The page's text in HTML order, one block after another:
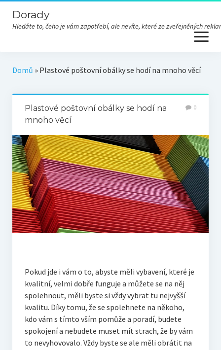
Dorady
Hledáte to, čeho je vám zapotřebí, ale nevíte, které ze zveřejněných
open
menu
Domů » Plastové poštovní obálky se hodí na mnoho věcí
Plastové poštovní obálky se hodí na
mnoho věcí
0
Pokud jde i vám o to, abyste měli vybavení, které je
kvalitní, velmi dobře funguje a můžete se na něj
spolehnout, měli byste si vždy vybrat tu nejvyšší
kvalitu. Díky tomu, že se spolehnete na někoho,
kdo vám s tímto vším pomůže a poradí, budete
spokojení a nebudete muset mít strach, že by vám
to nevyhovovalo. Vždy byste se ale měli obrátit na